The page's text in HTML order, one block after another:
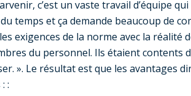
c’est un vaste travail d’équipe
temps et ça demande beaucoup de
exigences de la norme avec la réalité
du personnel. Ils étaient contents
». Le résultat est que les avantages
: